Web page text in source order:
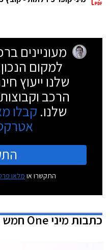
מעוניינים
למקום
שלנו ייעוץ
הרכב
שלנו. קבלו
התקשרו או מלאו
כתבותמיני One חמש דלתות